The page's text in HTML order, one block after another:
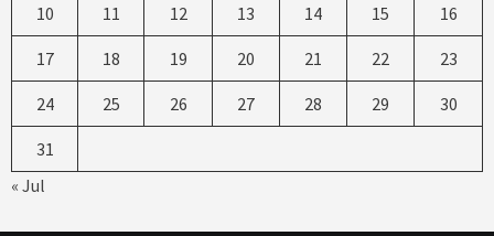
10 11 12 13 14 15 16
17 18 19 20 21 22 23
24 25 26 27 28 29 30
31
« Jul